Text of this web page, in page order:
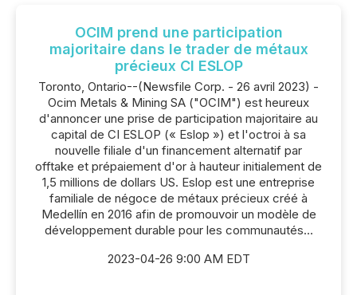
OCIM prend une participation
majoritaire dans le trader de métaux
précieux CI ESLOP
Toronto, Ontario--(Newsfile Corp. - 26 avril 2023) -
Ocim Metals & Mining SA ("OCIM") est heureux
d'annoncer une prise de participation majoritaire au
capital de CI ESLOP (« Eslop ») et l'octroi à sa
nouvelle filiale d'un financement alternatif par
offtake et prépaiement d'or à hauteur initialement de
1,5 millions de dollars US. Eslop est une entreprise
familiale de négoce de métaux précieux créé à
Medellín en 2016 afin de promouvoir un modèle de
développement durable pour les communautés...
2023-04-26 9:00 AM EDT